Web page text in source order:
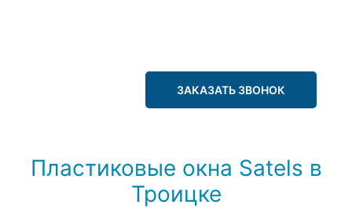
ЗАКАЗАТЬ ЗВОНОК
Пластиковые окна Satels в
Троицке